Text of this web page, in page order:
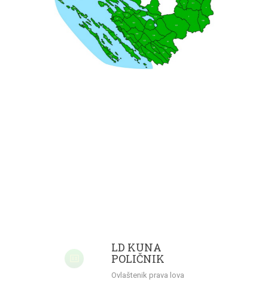
Vrati se na kartu lovišta.
LD KUNA
POLIČNIK
Ovlaštenik prava lova